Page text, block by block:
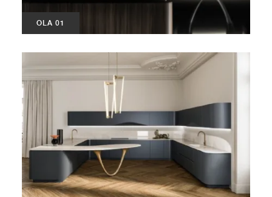
OLA 01